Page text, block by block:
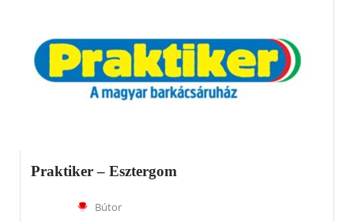
Praktiker – Esztergom
Bútor